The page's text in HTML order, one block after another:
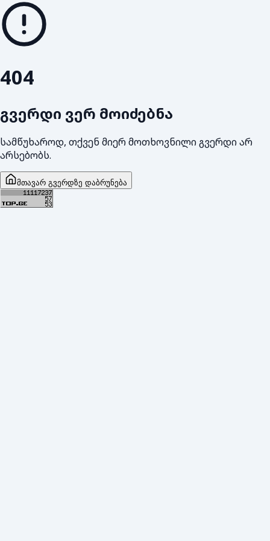
404
გვერდი ვერ მოიძებნა
სამწუხაროდ, თქვენ მიერ მოთხოვნილი გვერდი არ
არსებობს.
მთავარ გვერდზე დაბრუნება